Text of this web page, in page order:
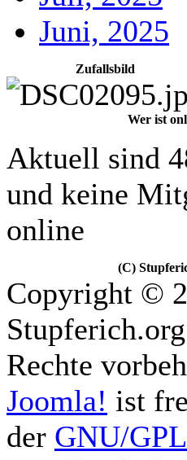
Juni, 2025
Zufallsbild
Wer ist
Aktuell sind
und keine
online
(C)
Copyright ©
Rechte
Joomla! ist
der GNU/